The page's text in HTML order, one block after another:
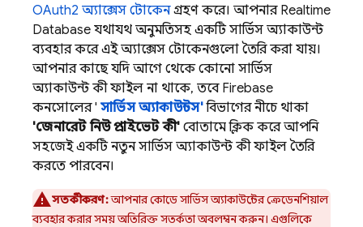
OAuth2 অ্যাক্সেস টোকেনগ্রহণ করে। আপনার Realtime
Database যথাযথ অনুমতিসহ একটি সার্ভিস অ্যাকাউন্ট
ব্যবহার করে এই অ্যাক্সেস টোকেনগুলো তৈরি করা যায়।
আপনার কাছে যদি আগে থেকে কোনো সার্ভিস
অ্যাকাউন্ট কী ফাইল না থাকে, তবে Firebase
কনসোলের ' সার্ভিস অ্যাকাউন্টস'বিভাগের নীচে থাকা
'জেনারেট নিউ প্রাইভেট কী' বোতামে ক্লিক করে আপনি
সহজেই একটি নতুন সার্ভিস অ্যাকাউন্ট কী ফাইল তৈরি
করতে পারবেন।
সতর্কীকরণ:আপনার কোডে সার্ভিস অ্যাকাউন্টের ক্রেডেনশিয়াল
ব্যবহার করার সময় অতিরিক্ত সতর্কতা অবলম্বন করুন। এগুলিকে